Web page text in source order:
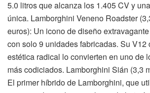
5.0 litros que alcanza los 1.405 CV y
única. Lamborghini Veneno Roadster
euros): Un icono de diseño
con solo 9 unidades fabricadas. Su V12
estética radical lo convierten en uno de
más codiciados. Lamborghini Sián (3,3
El primer híbrido de Lamborghini, que